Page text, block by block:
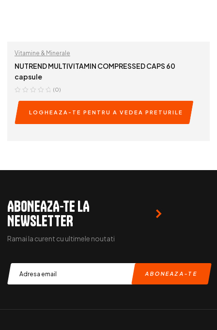
Vitamine & Minerale
NUTREND MULTIVITAMIN COMPRESSED CAPS 60
capsule
(0)
LOGHEAZA-TE PENTRU A VEDEA PRETURILE
ABONEAZA-TE LA
NEWSLETTER
Ramai la curent cu ultimele noutati